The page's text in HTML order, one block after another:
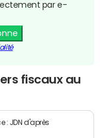
par e-
fiscaux au
: JDN d'après